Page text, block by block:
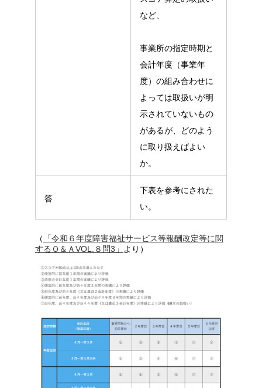
など、
事業所の指定時期と
会計年度（事業年
度）の組み合わせに
よっては取扱いが明
示されていないもの
があるが、どのよう
に取り扱えばよい
か。
答
下表を参考にされた
い。
（
「令和６年度障害福祉サービス等報酬改定等に関
するＱ＆ＡVOL.８問3」
より）